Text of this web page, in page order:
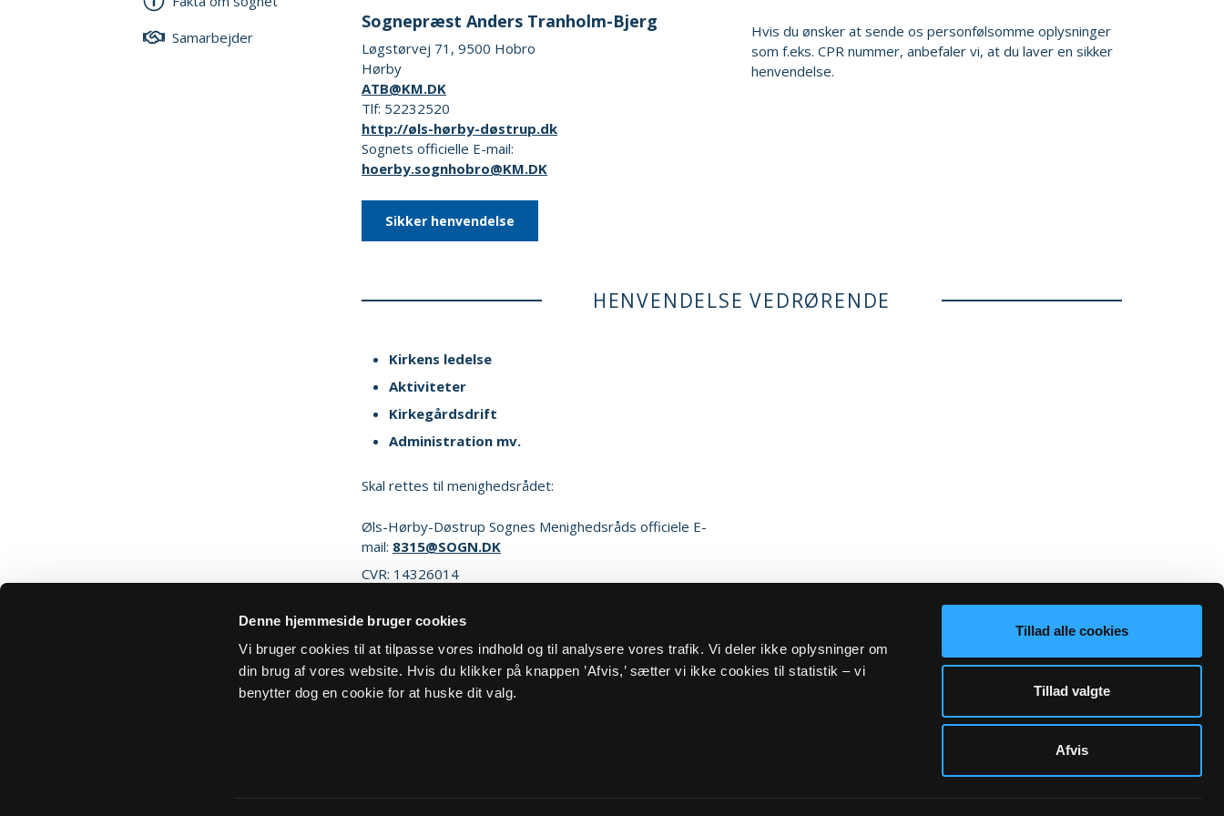
Denne hjemmeside bruger cookies
Vi bruger cookies til at tilpasse vores indhold og til analysere vores trafik. Vi deler ikke oplysninger om
din brug af vores website. Hvis du klikker på knappen ’Afvis,’ sætter vi ikke cookies til statistik – vi
benytter dog en cookie for at huske dit valg.
Tillad alle cookies
Tillad valgte
Afvis
Samarbejder
Sognepræst Anders Tranholm-Bjerg
Løgstørvej 71, 9500 Hobro
Hørby
ATB@KM.DK
Tlf: 52232520
http://øls-hørby-døstrup.dk
Sognets officielle E-mail:
hoerby.sognhobro@KM.DK
Sikker henvendelse
Hvis du ønsker at sende os personfølsomme oplysninger
som f.eks. CPR nummer, anbefaler vi, at du laver en sikker
henvendelse.
HENVENDELSE VEDRØRENDE
Kirkens ledelse
Aktiviteter
Kirkegårdsdrift
Administration mv.
Skal rettes til menighedsrådet:
Øls-Hørby-Døstrup Sognes Menighedsråds officiele E-
mail: 8315@SOGN.DK
CVR: 14326014
Sikker henvendelse